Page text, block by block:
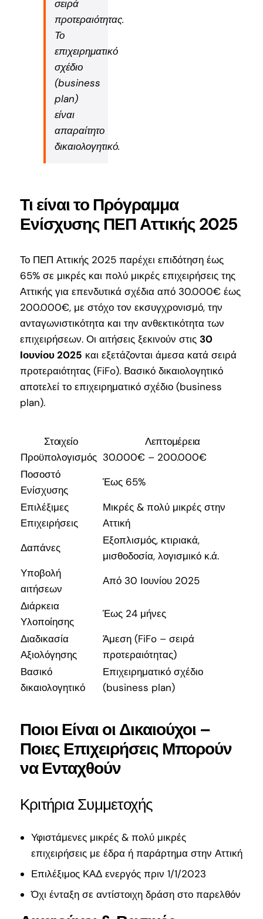
σειρά
προτεραιότητας.
Το
επιχειρηματικό
σχέδιο
(business
plan)
είναι
απαραίτητο
δικαιολογητικό.
Τι είναι το Πρόγραμμα
Ενίσχυσης ΠΕΠ Αττικής 2025
Το ΠΕΠ Αττικής 2025 παρέχει επιδότηση έως
65% σε μικρές και πολύ μικρές επιχειρήσεις της
Αττικής για επενδυτικά σχέδια από 30.000€ έως
200.000€, με στόχο τον εκσυγχρονισμό, την
ανταγωνιστικότητα και την ανθεκτικότητα των
επιχειρήσεων. Οι αιτήσεις ξεκινούν στις 30
Ιουνίου 2025 και εξετάζονται άμεσα κατά σειρά
προτεραιότητας (FiFo). Βασικό δικαιολογητικό
αποτελεί το επιχειρηματικό σχέδιο (business
plan).
Στοιχείο
Λεπτομέρεια
Προϋπολογισμός 30.000€ – 200.000€
Ποσοστό
Ενίσχυσης
Έως 65%
Επιλέξιμες
Επιχειρήσεις
Μικρές & πολύ μικρές στην
Αττική
Δαπάνες
Εξοπλισμός, κτιριακά,
μισθοδοσία, λογισμικό κ.ά.
Υποβολή
αιτήσεων
Από 30 Ιουνίου 2025
Διάρκεια
Υλοποίησης
Έως 24 μήνες
Διαδικασία
Αξιολόγησης
Άμεση (FiFo – σειρά
προτεραιότητας)
Βασικό
δικαιολογητικό
Επιχειρηματικό σχέδιο
(business plan)
Ποιοι Είναι οι Δικαιούχοι –
Ποιες Επιχειρήσεις Μπορούν
να Ενταχθούν
Κριτήρια Συμμετοχής
Υφιστάμενες μικρές & πολύ μικρές
επιχειρήσεις με έδρα ή παράρτημα στην Αττική
Επιλέξιμος ΚΑΔ ενεργός πριν 1/1/2023
Όχι ένταξη σε αντίστοιχη δράση στο παρελθόν